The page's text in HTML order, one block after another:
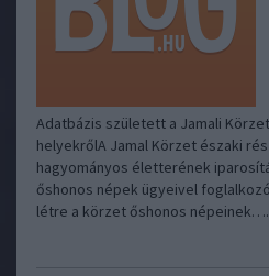
Adatbázis született a Jamali
helyekrőlA Jamal Körzet északi
hagyományos életterének
őshonos népek ügyeivel
létre a körzet őshonos